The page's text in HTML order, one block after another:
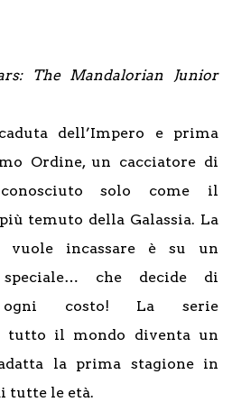
The Mandalorian Junior
dell’Impero e prima
Ordine, un cacciatore di
solo come il
temuto della Galassia. La
vuole incassare è su un
che decide di
costo! La serie
tutto il mondo diventa un
la prima stagione in
tutte le età.